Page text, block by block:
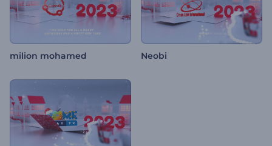
milion mohamed Neobi